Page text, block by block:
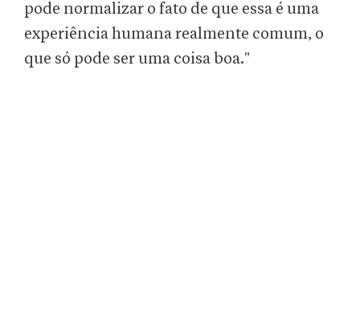
pode normalizar o fato de que essa é uma
experiência humana realmente comum, o
que só pode ser uma coisa boa."